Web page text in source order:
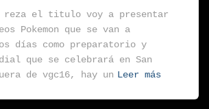
reza el titulo voy a presentar
Pokemon que se van a
días como preparatorio y
que se celebrará en San
de vgc16, hay un Leer más